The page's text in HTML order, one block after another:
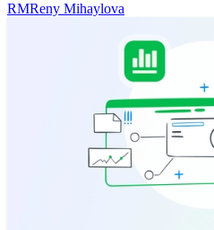
RMReny Mihaylova